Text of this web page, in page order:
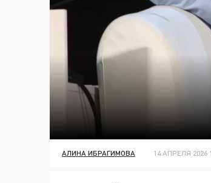
АЛИНА ИБРАГИМОВА 14 АПРЕЛЯ 2026